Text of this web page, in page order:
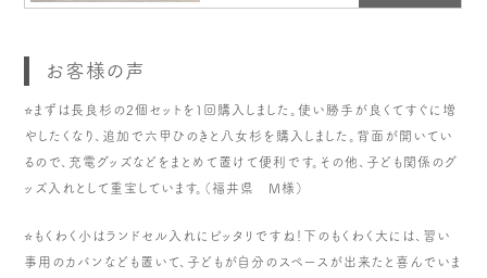
お客様の声
⭐️まずは長良杉の2個セットを１回購入しました。使い勝手が良くてすぐに増
やしたくなり、追加で六甲ひのきと八女杉を購入しました。背面が開いてい
るので、充電グッズなどをまとめて置けて便利です。その他、子ども関係のグ
ッズ入れとして重宝しています。（福井県 M様）
⭐️もくわく小はランドセル入れにピッタリですね！下のもくわく大には、習い
事用のカバンなども置いて、子どもが自分のスペースが出来たと喜んでいま